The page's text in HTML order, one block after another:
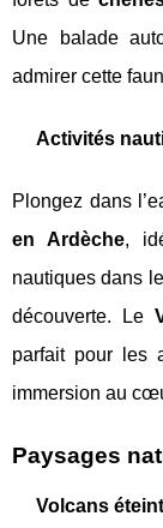
Une balade
admirer cette
Activités
Plongez dans
en Ardèche,
nautiques dans
découverte. Le
parfait pour les
immersion au
Paysages
Volcans